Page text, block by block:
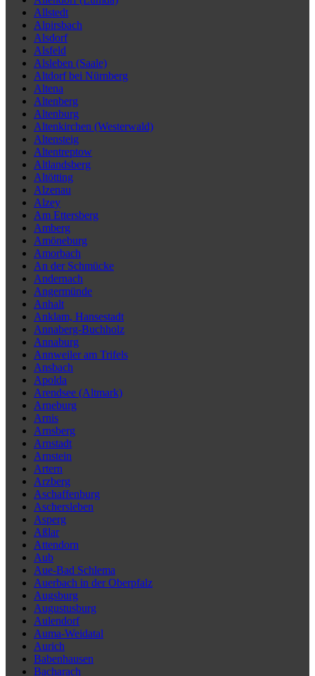
Allstedt
Alpirsbach
Alsdorf
Alsfeld
Alsleben (Saale)
Altdorf bei Nürnberg
Altena
Altenberg
Altenburg
Altenkirchen (Westerwald)
Altensteig
Altentreptow
Altlandsberg
Altötting
Alzenau
Alzey
Am Ettersberg
Amberg
Amöneburg
Amorbach
An der Schmücke
Andernach
Angermünde
Anhalt
Anklam, Hansestadt
Annaberg-Buchholz
Annaburg
Annweiler am Trifels
Ansbach
Apolda
Arendsee (Altmark)
Arneburg
Arnis
Arnsberg
Arnstadt
Arnstein
Artern
Arzberg
Aschaffenburg
Aschersleben
Asperg
Aßlar
Attendorn
Aub
Aue-Bad Schlema
Auerbach in der Oberpfalz
Augsburg
Augustusburg
Aulendorf
Auma-Weidatal
Aurich
Babenhausen
Bacharach